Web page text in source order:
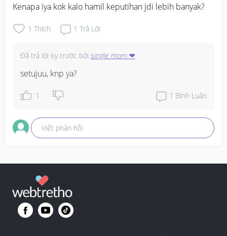
Kenapa iya kok kalo hamil keputihan jdi lebih banyak?
1 Thích 1 Trả Lời
Đã trả lời 6y trước bởi single mom ❤
setujuu, knp ya?
1 1 Bình Luận
Viết phản hồi